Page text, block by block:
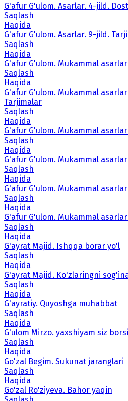
G'afur G'ulom. Asarlar. 4-jild.
Saqlash
Haqida
G'afur G'ulom. Asarlar. 9-jild.
Saqlash
Haqida
G'afur G'ulom. Mukammal
Saqlash
Haqida
G'afur G'ulom. Mukammal
Tarjimalar
Saqlash
Haqida
G'afur G'ulom. Mukammal
Saqlash
Haqida
G'afur G'ulom. Mukammal
Saqlash
Haqida
G'afur G'ulom. Mukammal
Saqlash
Haqida
G'afur G'ulom. Mukammal
Saqlash
Haqida
G'ayrat Majid. Ishqqa borar yo'l
Saqlash
Haqida
G'ayrat Majid. Ko'zlaringni
Saqlash
Haqida
G'ayratiy. Quyoshga muhabbat
Saqlash
Haqida
G'ulom Mirzo. yaxshiyam siz
Saqlash
Haqida
Go'zal Begim. Sukunat jaranglari
Saqlash
Haqida
Go'zal Ro'ziyeva. Bahor yaqin